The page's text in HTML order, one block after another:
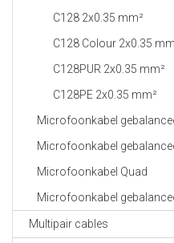
C128 2x0.35 mm²
C128 Colour 2x0.35
C128PUR 2x0.35 mm²
C128PE 2x0.35 mm²
Microfoonkabel
Microfoonkabel
Microfoonkabel Quad
Microfoonkabel
Multipair cables